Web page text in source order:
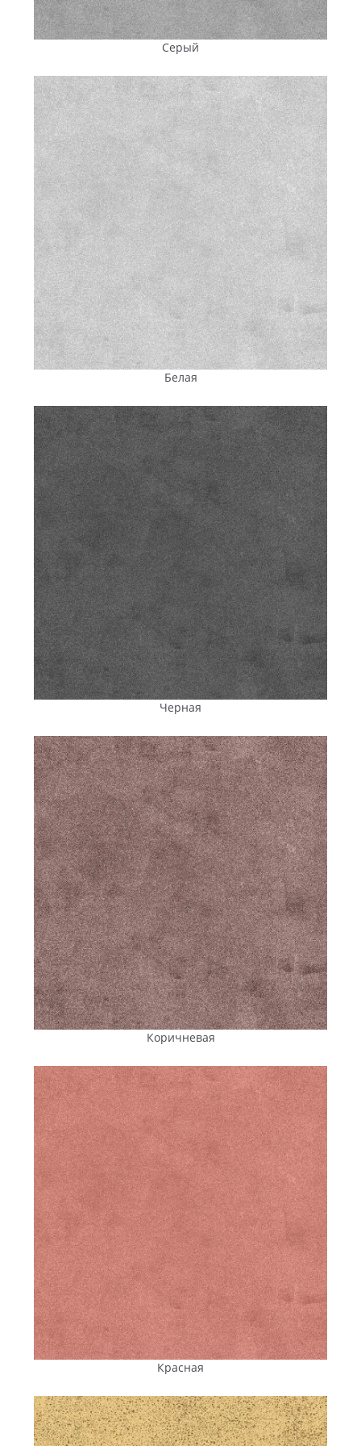
Рецептура бетонной смеси разрабатывается с учетом
погодных условий 2-й климатической зоны, к которой,
относится Кировоградская область. Основу состава
формируетцемент , сертифицированный по ДСТУ Б EN
197-1:2015, его качество подтверждено также
заключением немецкой лаборатории Wilhelm Dyckerhoff
Institut. Песок и щебень обеспечивают плотность
структуры и устойчивость к нагрузкам. Для повышения
эксплуатационных характеристик тротуарной плитки в
смесь вводятся сертифицированные функциональные
добавки:
Немецкие пластификаторы компании MC-
Bauchemie — одного из мировых лидеров в сфере
строительной химии — повышают пластичность
раствора, способствуют равномерному
распределению компонентов и формированию
плотной однородной структуры, что напрямую
влияет на прочность готовых изделий.
Модификаторы морозостойкостипозволяют
брусчатке выдерживать более 200 циклов
замерзания и оттаивания без образования трещин
Гайворона, где зима сопровождается чередованием
оттепелей и морозов.
Гидрофобизаторы, равномерно распределенные
по всей толщине изделия, снижают
водопоглощение, предотвращают появление
выцветания и защищают структуру бетона от
разрушения при замерзании влаги.
Пигменты Bayferrox® концерна Lanxess
(Германия)не содержат токсичных соединений и
обеспечивают глубокие, устойчивые к выгоранию
цвета при длительном солнечном воздействии: они
демонстрируют максимальную светостойкость — 8
из 8 баллов по шкале BWS, а также имеют
наивысший балл по декоративным показателям.
Производственный процесс максимально
автоматизирован, точное дозирование компонентов
исключает отклонения в пропорциях, а тесты на
прочность, водопоглощение, истирание и
лабораторией завода, подтверждают соответствие
плитки и брусчатки ДСТУ.
Сочетание сбалансированного состава,
высокофункциональных немецких добавок и
лабораторного контроля обеспечивает стабильность
свойств и долгий срок службы тротуарной плитки
«Енифем» на объектах различного назначения в
Гайвороне.
С завода на объект:
оперативная доставка
тротуарной плитки в
Гайворон
Подрядчики, застройщики и коммунальные предприятия
Гайворона подходят к благоустройству рационально,
стремясь купить тротуарную плитку и брусчатку по
доставкой. Поэтому прямые поставки от производителя
— без посредников и лишних наценок — остаются самым
практичным вариантом.
Близость производства (Вознесенск Николаевской
области) упрощает логистику: маршруты короче,
транспортные расходы ниже, а итоговая цена — более
стабильна. Это особенно важно для крупных проектов с
большими объемами поставок, где нужно уложиться в
ограниченный бюджет, а финансовая прозрачность
имеет принципиальное значение.
Доставка выполняется в заранее согласованные сроки,
независимо от объема партии и сезона. Грузовые
автомобили оснащенные кранами-манипуляторами
аккуратно перевозят плитку и сразу разгружают прямо
на объекте — во дворе жилого дома, на территории
предприятия, парковке или строительной площадке.
Отпадает необходимость арендовать спецтехнику и
привлекать дополнительную рабочую силу для
В итоге заказчик получает не просто тротуарную плитку
«Энифем», а удобный сервис «под ключ» — от
Серый
Белая
Черная
Коричневая
Красная